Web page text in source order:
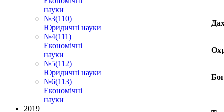
науки
№3(110)
Юридичні науки
№4(111)
Економічні
науки
№5(112)
Юридичні науки
№6(113)
Економічні
науки
2019